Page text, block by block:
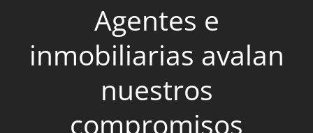
Agentes e
inmobiliarias avalan
nuestros
compromisos